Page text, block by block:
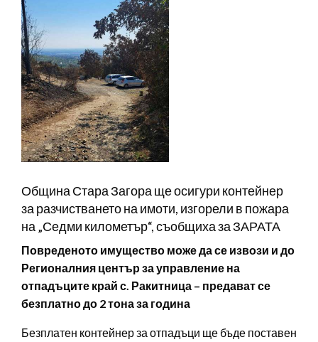
Община Стара Загора ще осигури контейнер
за разчистването на имоти, изгорели в пожара
на „Седми километър“, съобщиха за ЗАРАТА
Повреденото имущество може да се извози и до
Регионалния център за управление на
отпадъците край с. Ракитница – предават се
безплатно до 2 тона за година
Безплатен контейнер за отпадъци ще бъде поставен